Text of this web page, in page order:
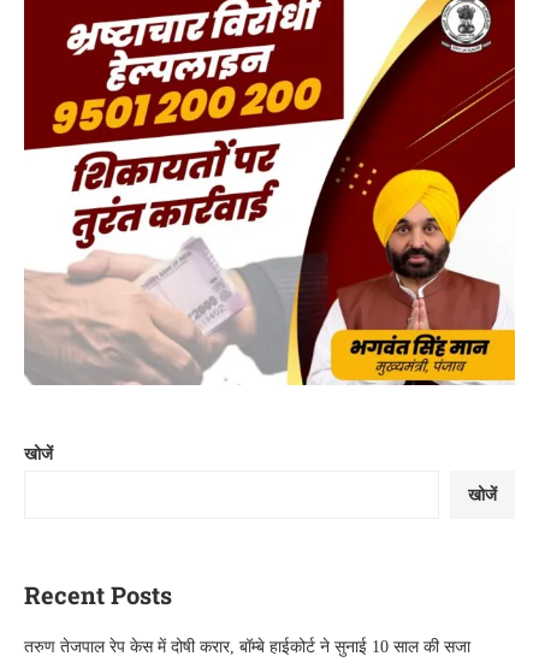
खोजें
खोजें
Recent Posts
तरुण तेजपाल रेप केस में दोषी करार, बॉम्बे हाईकोर्ट ने सुनाई 10 साल की सजा